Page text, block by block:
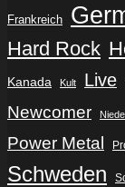
Frankreich
Hard Rock
Kanada Kult Live
Newcomer
Power Metal
Schweden